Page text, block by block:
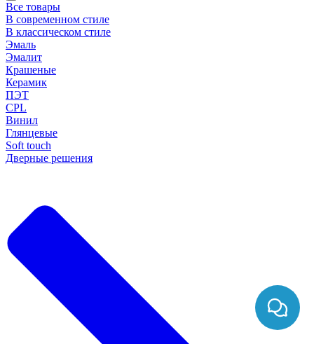
Все товары
В современном стиле
В классическом стиле
Эмаль
Эмалит
Крашеные
Керамик
ПЭТ
CPL
Винил
Глянцевые
Soft touch
Дверные решения